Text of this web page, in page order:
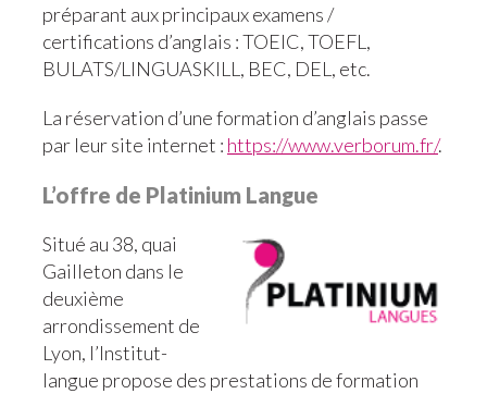
préparant aux principaux examens /
certifications d’anglais : TOEIC, TOEFL,
BULATS/LINGUASKILL, BEC, DEL, etc.
La réservation d’une formation d’anglais passe
par leur site internet : https://www.verborum.fr/.
L’offre de Platinium Langue
Situé au 38, quai
Gailleton dans le
deuxième
arrondissement de
Lyon, l’Institut-
langue propose des prestations de formation